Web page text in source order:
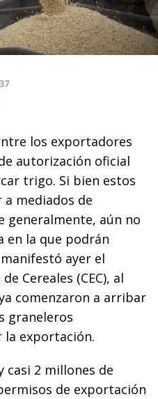
los exportadores
autorización oficial
trigo. Si bien estos
a mediados de
generalmente, aún no
en la que podrán
ayer el
Cereales (CEC), al
comenzaron a arribar
graneleros
exportación.
casi 2 millones de
de exportación